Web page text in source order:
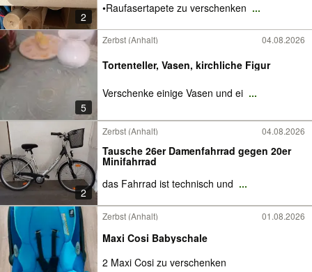
2
•Raufasertapete zu verschenken ...
5
Zerbst (Anhalt) 04.08.2026
Tortenteller, Vasen, kirchliche Figur
Verschenke einige Vasen und ei ...
2
Zerbst (Anhalt) 04.08.2026
Tausche 26er Damenfahrrad gegen 20er
Minifahrrad
das Fahrrad ist technisch und ...
Zerbst (Anhalt) 01.08.2026
Maxi Cosi Babyschale
2 Maxi Cosi zu verschenken